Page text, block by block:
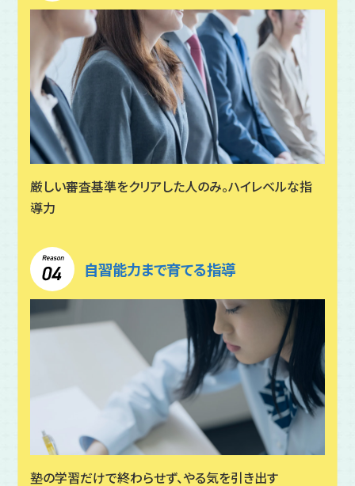
厳しい審査基準をクリアした人のみ。ハイレベルな指
導力
自習能力まで育てる指導
塾の学習だけで終わらせず、やる気を引き出す